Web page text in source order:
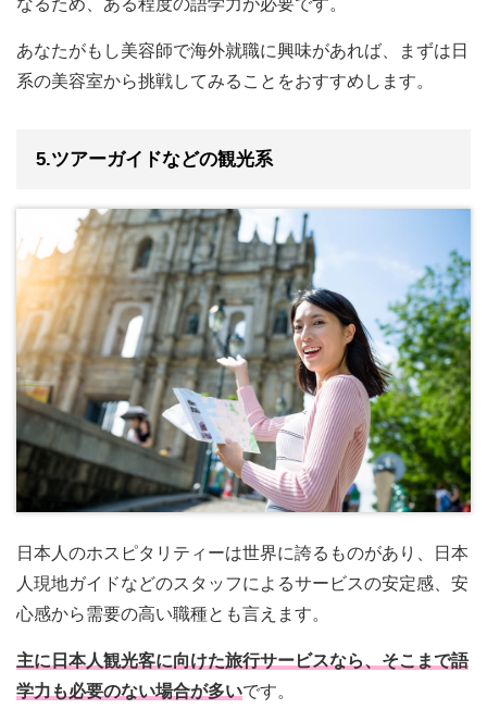
なるため、ある程度の語学力が必要です。
あなたがもし美容師で海外就職に興味があれば、まずは日
系の美容室から挑戦してみることをおすすめします。
5.ツアーガイドなどの観光系
日本人のホスピタリティーは世界に誇るものがあり、日本
人現地ガイドなどのスタッフによるサービスの安定感、安
心感から需要の高い職種とも言えます。
主に日本人観光客に向けた旅行サービスなら、そこまで語
学力も必要のない場合が多いです。